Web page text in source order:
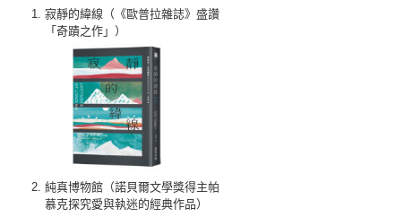
寂靜的緯線（《歐普拉雜誌》盛讚
「奇蹟之作」）
純真博物館（諾貝爾文學獎得主帕
慕克探究愛與執迷的經典作品）